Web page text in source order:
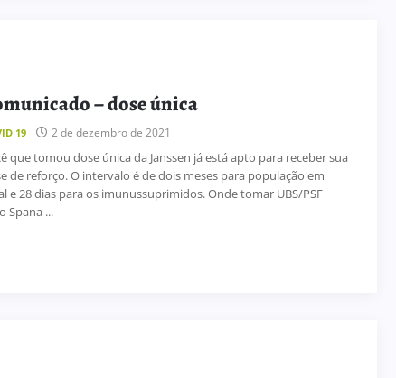
– dose única
19 2 de dezembro de 2021
que tomou dose única da Janssen já está apto para receber sua
de reforço. O intervalo é de dois meses para população em
e 28 dias para os imunussuprimidos. Onde tomar UBS/PSF
Spana ...